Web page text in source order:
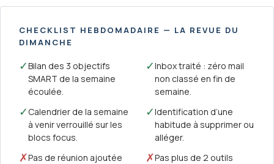
CHECKLIST HEBDOMADAIRE — LA REVUE DU
DIMANCHE
✓Bilan des 3 objectifs
SMART de la semaine
écoulée.
✓Inbox traité : zéro mail
non classé en fin de
semaine.
✓ Calendrier de la semaine
à venir verrouillé sur les
blocs focus.
✓Identification d’une
habitude à supprimer ou
alléger.
✗Pas de réunion ajoutée ✗Pas plus de 2 outils